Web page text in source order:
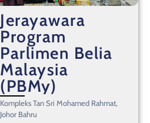
Jerayawara
Program
Parlimen Belia
Malaysia
(PBMy)
Kompleks Tan Sri Mohamed Rahmat,
Johor Bahru